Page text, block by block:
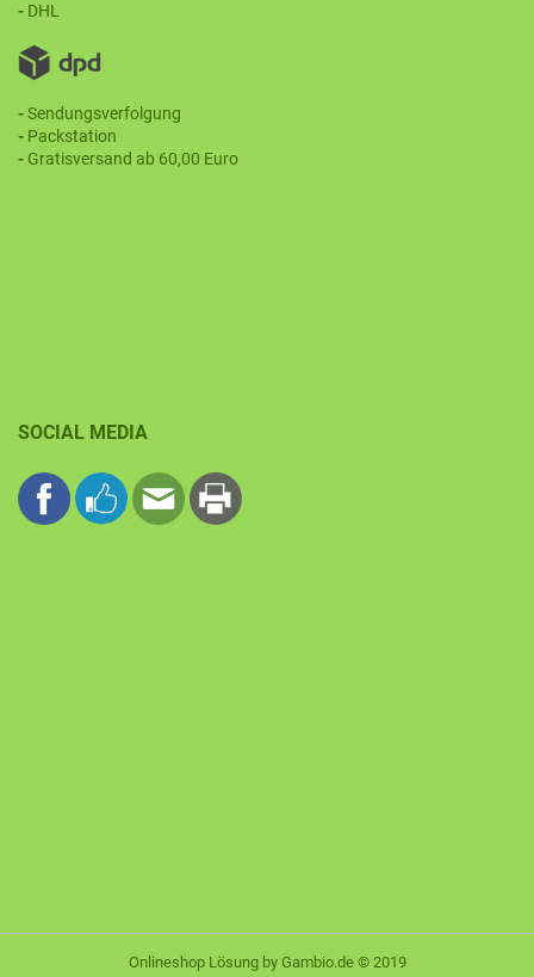
- DHL
-Sendungsverfolgung
- Packstation
- Gratisversand ab 60,00 Euro
SOCIAL MEDIA
Onlineshop Lösungby Gambio.de © 2019